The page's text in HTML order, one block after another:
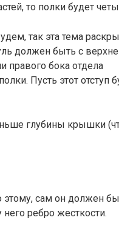
то полки будет
так эта тема
должен быть с
правого бока отдела
Пусть этот отступ
глубины крышки
этому, сам он должен
ребро жесткости.